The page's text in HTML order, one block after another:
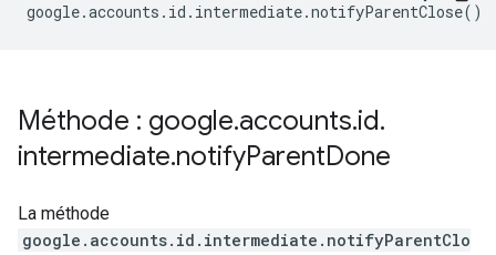
google.accounts . id . intermediate.notifyParentClose()
Méthode : google.accounts.id.
intermediate.notifyParentDone
La méthode
google.accounts.id.intermediate.notifyParentClo